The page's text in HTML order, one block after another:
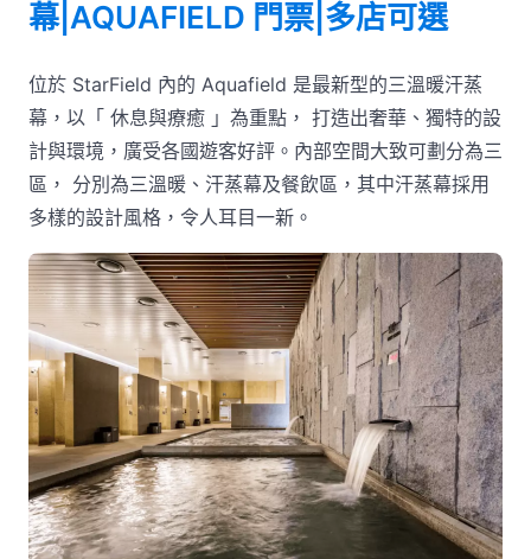
幕|AQUAFIELD 門票|多店可選
位於 StarField 內的 Aquafield 是最新型的三溫暖汗蒸
幕，以「 休息與療癒 」為重點， 打造出奢華、獨特的設
計與環境，廣受各國遊客好評。內部空間大致可劃分為三
區， 分別為三溫暖、汗蒸幕及餐飲區，其中汗蒸幕採用
多樣的設計風格，令人耳目一新。